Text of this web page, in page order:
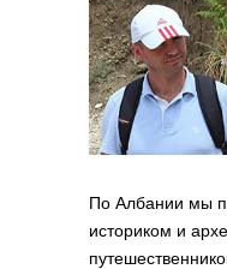
По Албании мы
историком и